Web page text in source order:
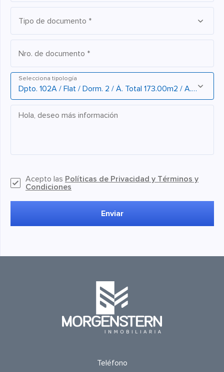
Tipo de documento *
Nro. de documento *
Selecciona tipología
Hola, deseo más información
Acepto las Políticas de Privacidad y Términos y
Condiciones
Enviar
Teléfono